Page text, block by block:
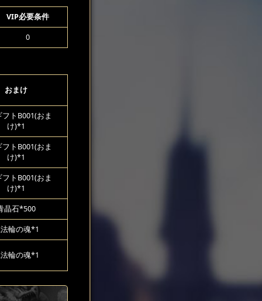
VIP必要条件
0
おまけ
トB001(おま
け)*1
トB001(おま
け)*1
トB001(おま
け)*1
晶石*500
輪の魂*1
輪の魂*1